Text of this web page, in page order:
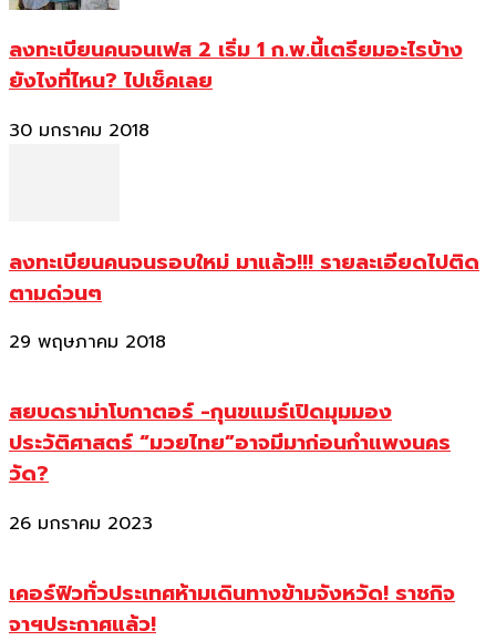
ลงทะเบียนคนจนเฟส 2 เริ่ม 1 ก.พ.นี้เตรียมอะไรบ้าง
ยังไงที่ไหน? ไปเช็คเลย
30 มกราคม 2018
ลงทะเบียนคนจนรอบใหม่ มาแล้ว!!! รายละเอียดไปติด
ตามด่วนๆ
29 พฤษภาคม 2018
สยบดราม่าโบกาตอร์ -กุนขแมร์เปิดมุมมอง
ประวัติศาสตร์ “มวยไทย”อาจมีมาก่อนกำแพงนคร
วัด?
26 มกราคม 2023
เคอร์ฟิวทั่วประเทศห้ามเดินทางข้ามจังหวัด! ราชกิจ
จาฯประกาศแล้ว!